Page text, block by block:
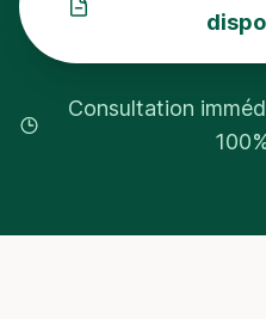
Consultation